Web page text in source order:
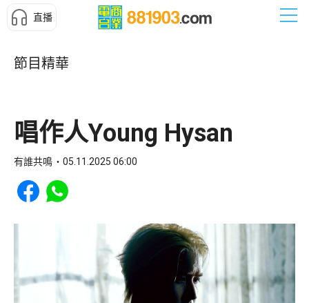
直播
節目精華
唱作人Young Hysan
有誰共鳴 05.11.2025 06:00
Share to Facebook
Share to WhatsApp